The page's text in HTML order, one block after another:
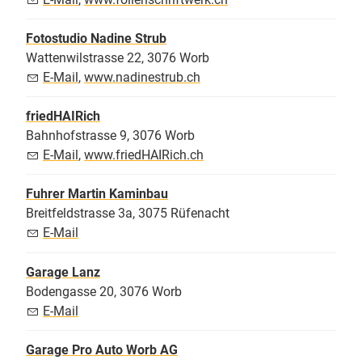
Fotostudio Nadine Strub
Wattenwilstrasse 22, 3076 Worb
E-Mail, www.nadinestrub.ch
friedHAIRich
Bahnhofstrasse 9, 3076 Worb
E-Mail , www.friedHAIRich.ch
Fuhrer Martin Kaminbau
Breitfeldstrasse 3a, 3075 Rüfenacht
E-Mail
Garage Lanz
Bodengasse 20, 3076 Worb
E-Mail
Garage Pro Auto Worb AG